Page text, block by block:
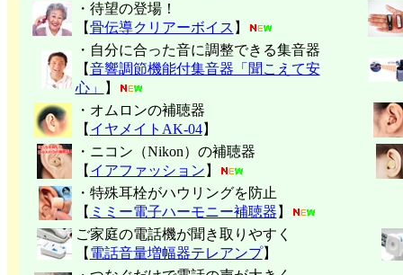
・待望の登場！
【骨伝導クリアーボイス 】
・自分に合った音に調整できる集音器
【音響調節機能付集音器「聞こえて安
心」
】
・オムロンの補聴器
【 イヤメイトAK-04】
・ニコン（Nikon）の補聴器
【 イアファッション 】
・特殊耳栓がハウリングを防止
【 ミミー電子ハーモニー補聴器 】
ご家庭の電話機が聞き取りやすく
【 電話音量増幅器テレアンプ】